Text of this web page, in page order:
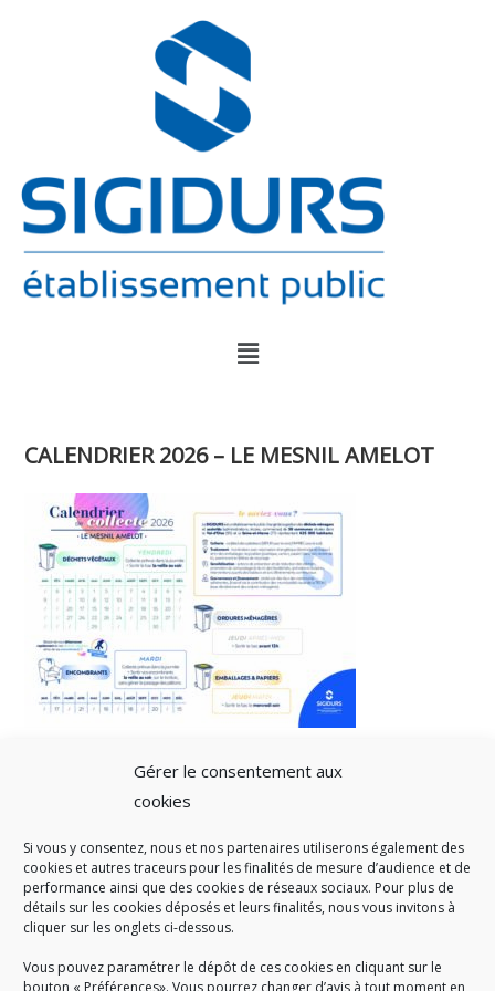
Gérer le consentement aux
cookies
Si vous y consentez, nous et nos partenaires utiliserons également des
cookies et autres traceurs pour les finalités de mesure d’audience et de
performance ainsi que des cookies de réseaux sociaux. Pour plus de
détails sur les cookies déposés et leurs finalités, nous vous invitons à
cliquer sur les onglets ci-dessous.
Vous pouvez paramétrer le dépôt de ces cookies en cliquant sur le
bouton « Préférences». Vous pourrez changer d’avis à tout moment en
CALENDRIER 2026 – LE MESNIL AMELOT
A SAVOIR
Créé en 1978, le Sigidurs est un établissement public quiexerce
des missions de service public : la prévention, la collecte et la
valorisation des déchets ménagers et assimilés produits par son
territoire.